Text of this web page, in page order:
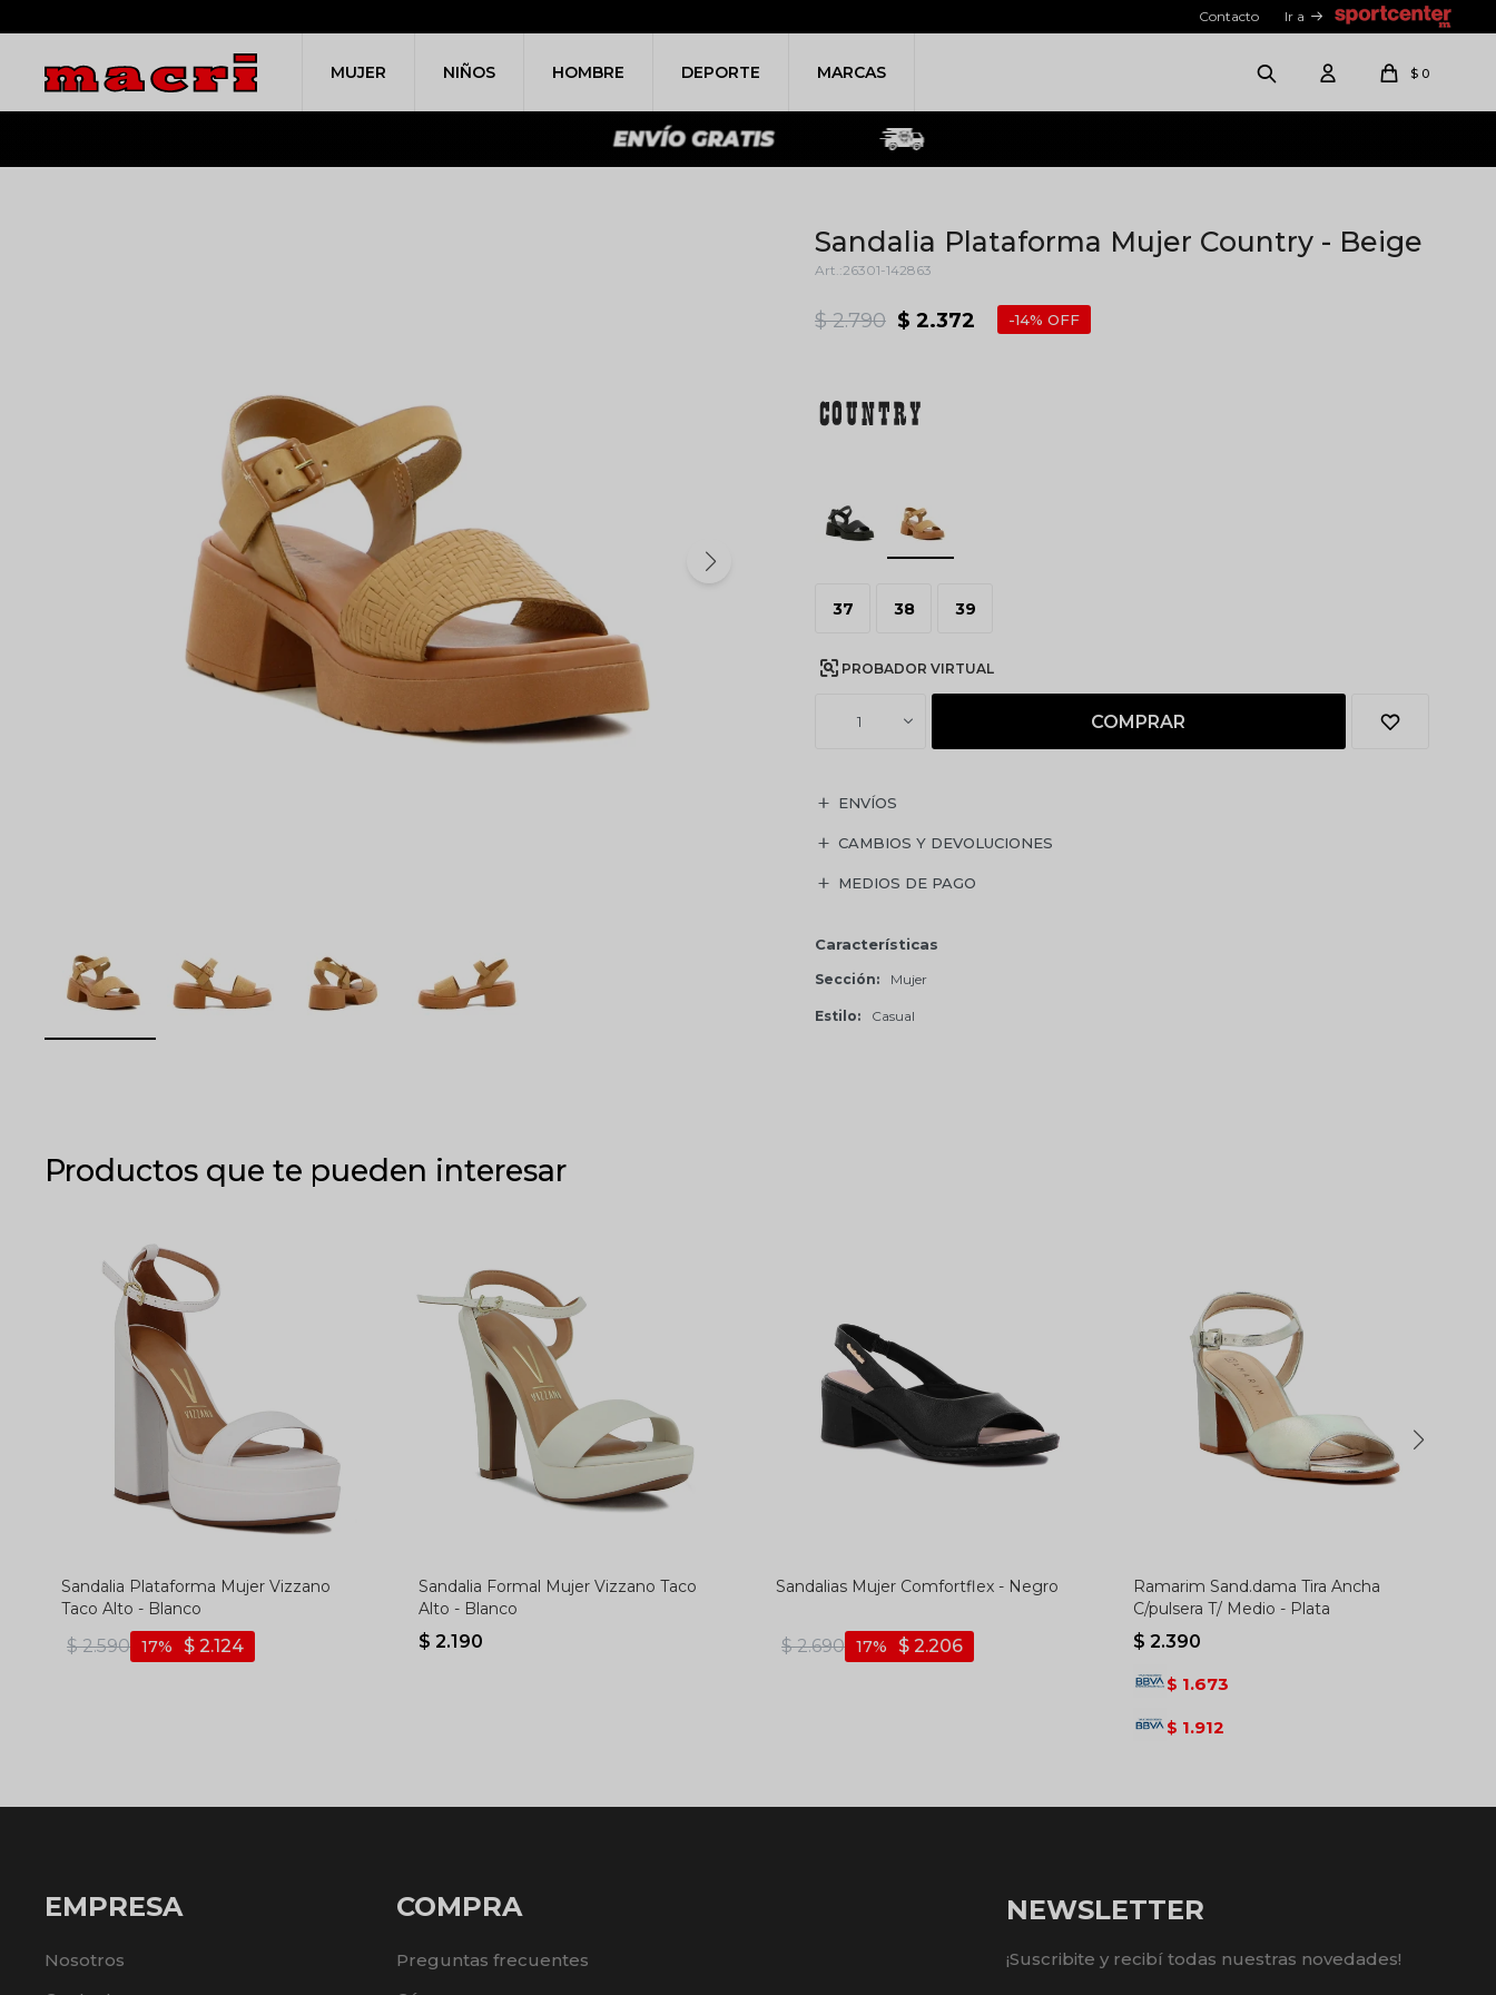
MUJER NIÑOS HOMBRE DEPORTE MARCAS $ 0
Contacto Ir a
Sandalia Plataforma Mujer Country - Beige
26301-142863
$ 2.372
$ 2.790 14
37 38 39
PROBADOR VIRTUAL
1 COMPRAR
ENVÍOS
CAMBIOS Y DEVOLUCIONES
MEDIOS DE PAGO
Características
Sección Mujer
Estilo Casual
Productos que te pueden interesar
Sandalia Plataforma Mujer Vizzano
Taco Alto - Blanco
$ 2.590 $ 2.124
17
Sandalia Formal Mujer Vizzano Taco
Alto - Blanco
$ 2.190
Sandalias Mujer Comfortflex - Negro
$ 2.690 $ 2.206
17
Ramarim Sand.dama Tira Ancha
C/pulsera T/ Medio - Plata
$ 2.390
$ 1.673
$ 1.912
EMPRESA
Nosotros
COMPRA
Preguntas frecuentes
NEWSLETTER
¡Suscribite y recibí todas nuestras novedades!